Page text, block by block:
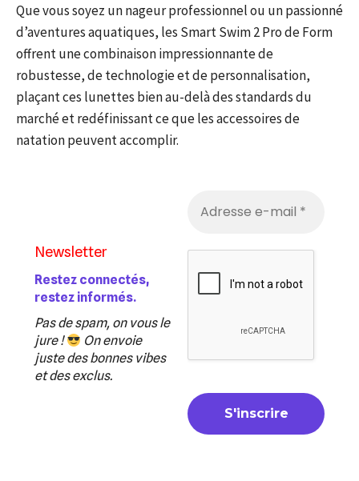
Que vous soyez un nageur professionnel ou un passionné
d’aventures aquatiques, les Smart Swim 2 Pro de Form
offrent une combinaison impressionnante de
robustesse, de technologie et de personnalisation,
plaçant ces lunettes bien au-delà des standards du
marché et redéfinissant ce que les accessoires de
natation peuvent accomplir.
Newsletter
Restez connectés,
restez informés.
Pas de spam, on vous le
jure !
On envoie
juste des bonnes vibes
et des exclus.